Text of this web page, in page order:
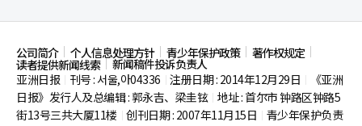
公司简介 个人信息处理方针 青少年保护政策 著作权规定
读者提供新闻线索
新闻稿件投诉负责人
亚洲日报
刊号 : 서울,아04336 注册日期 : 2014年12月29日
《亚洲
日报》发行人及总编辑 : 郭永吉、梁圭铉 地址 : 首尔市钟路区钟路5
街13号三共大厦11楼 创刊日期 : 2007年11月15日
青少年保护负责